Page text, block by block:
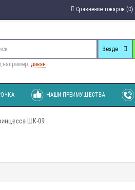
Сравнение товаров (0)
Везде
например, диван
НАШИ ПРЕИМУЩЕСТВА
ШК-09